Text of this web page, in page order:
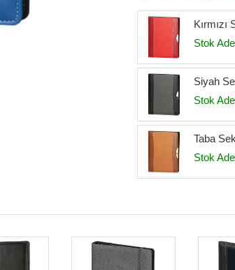
Kırmızı
Stok
Siyah
Stok
Taba
Stok